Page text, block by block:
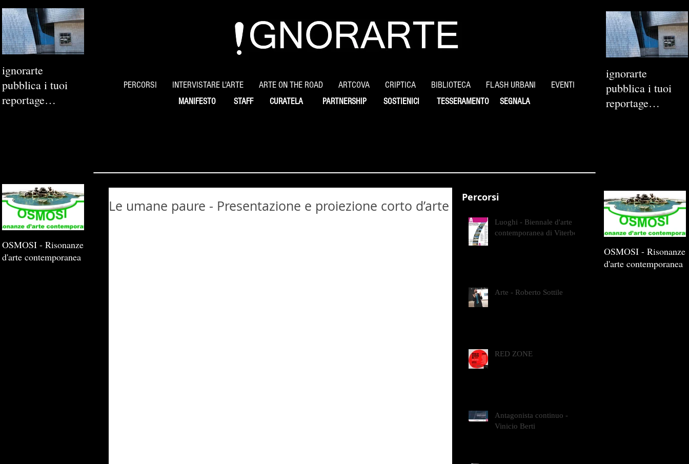
ignorarte
pubblica i tuoi
reportage
PERCORSI INTERVISTARE L'ARTE ARTE ON THE ROAD ARTCOVA CRIPTICA BIBLIOTECA FLASH URBANI EVENTI
MANIFESTO STAFF CURATELA PARTNERSHIP SOSTIENICI SEGNALA
TESSERAMENTO
ignorarte
pubblica i tuoi
reportage
Le umane paure - Presentazione e proiezione corto d’arte
Percorsi
Luoghi - Biennale d'arte
contemporanea di Viterbo
Arte - Roberto Sottile
RED ZONE
Antagonista continuo -
Vinicio Berti
OSMOSI - Risonanze
d'arte contemporanea
OSMOSI - Risonanze
d'arte contemporanea